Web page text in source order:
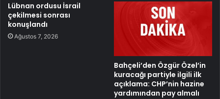
Lübnan ordusu İsrail
çekilmesi sonrası
konuşlandı
Ağustos 7, 2026
Bahçeli’den Özgür Özel’in
kuracağı partiyle ilgili ilk
açıklama: CHP’nin hazine
yardımından pay almalı